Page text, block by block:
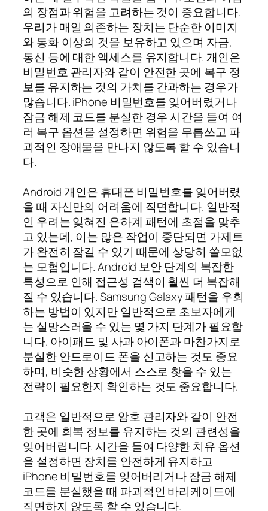
의 장점과 위험을 고려하는 것이 중요합니다.
우리가 매일 의존하는 장치는 단순한 이미지
와 통화 이상의 것을 보유하고 있으며 자금,
통신 등에 대한 액세스를 유지합니다. 개인은
비밀번호 관리자와 같이 안전한 곳에 복구 정
보를 유지하는 것의 가치를 간과하는 경우가
많습니다. iPhone 비밀번호를 잊어버렸거나
잠금 해제 코드를 분실한 경우 시간을 들여 여
러 복구 옵션을 설정하면 위험을 무릅쓰고 파
괴적인 장애물을 만나지 않도록 할 수 있습니
다.
Android 개인은 휴대폰 비밀번호를 잊어버렸
을 때 자신만의 어려움에 직면합니다. 일반적
인 우려는 잊혀진 은하계 패턴에 초점을 맞추
고 있는데, 이는 많은 작업이 중단되면 가제트
가 완전히 잠길 수 있기 때문에 상당히 쓸모없
는 모험입니다. Android 보안 단계의 복잡한
특성으로 인해 접근성 검색이 훨씬 더 복잡해
질 수 있습니다. Samsung Galaxy 패턴을 우회
하는 방법이 있지만 일반적으로 초보자에게
는 실망스러울 수 있는 몇 가지 단계가 필요합
니다. 아이패드 및 사과 아이폰과 마찬가지로
분실한 안드로이드 폰을 신고하는 것도 중요
하며, 비슷한 상황에서 스스로 찾을 수 있는
전략이 필요한지 확인하는 것도 중요합니다.
고객은 일반적으로 암호 관리자와 같이 안전
한 곳에 회복 정보를 유지하는 것의 관련성을
잊어버립니다. 시간을 들여 다양한 치유 옵션
을 설정하면 장치를 안전하게 유지하고
iPhone 비밀번호를 잊어버리거나 잠금 해제
코드를 분실했을 때 파괴적인 바리케이드에
직면하지 않도록 할 수 있습니다.